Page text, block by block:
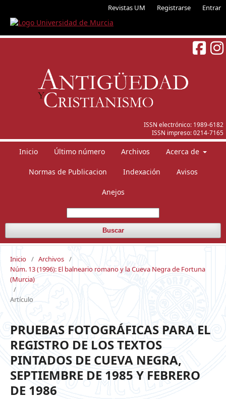
Revistas UM Registrarse Entrar
ISSN electrónico: 1989-6182
ISSN impreso:0214-7165
Inicio Último número Archivos Acerca de
Normas de Publicacion Indexación Avisos
Anejos
Buscar
Inicio / Archivos /
Núm. 13 (1996): El balneario romano y la Cueva Negra de Fortuna
(Murcia)
/
Artículo
PRUEBAS FOTOGRÁFICAS PARA EL
REGISTRO DE LOS TEXTOS
PINTADOS DE CUEVA NEGRA,
SEPTIEMBRE DE 1985 Y FEBRERO
DE 1986